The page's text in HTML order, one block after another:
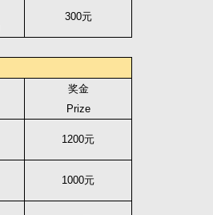
300元
奖金
Prize
1200元
1000元